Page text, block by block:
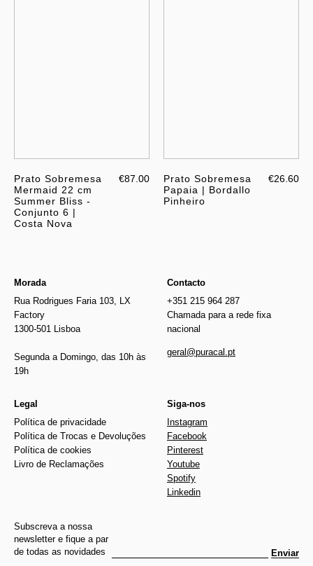
Prato Sobremesa
Mermaid 22 cm
Summer Bliss -
Conjunto 6 |
Costa Nova
€87.00
Prato Sobremesa
Papaia | Bordallo
Pinheiro
€26.60
Morada
Rua Rodrigues Faria 103, LX
Factory
1300-501 Lisboa
Segunda a Domingo, das 10h às
19h
Contacto
+351 215 964 287
Chamada para a rede fixa
nacional
geral@puracal.pt
Legal
Política de privacidade
Política de Trocas e Devoluções
Política de cookies
Livro de Reclamações
Siga-nos
Instagram
Facebook
Pinterest
Youtube
Spotify
Linkedin
Subscreva a nossa
newsletter e fique a par
de todas as novidades
Enviar